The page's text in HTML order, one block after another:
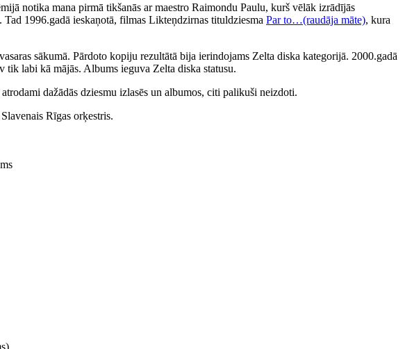
notika mana pirmā tikšanās ar maestro Raimondu Paulu, kurš vēlāk izrādījās
1996.gadā ieskaņotā, filmas Likteņdzirnas tituldziesma Par to…(raudāja māte), kura
sākumā. Pārdoto kopiju rezultātā bija ierindojams Zelta diska kategorijā. 2000.gadā
tik labi kā mājās. Albums ieguva Zelta diska statusu.
dažādās dziesmu izlasēs un albumos, citi palikuši neizdoti.
Rīgas orķestris.